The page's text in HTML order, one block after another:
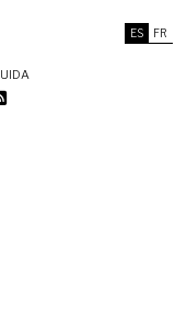
ES FR